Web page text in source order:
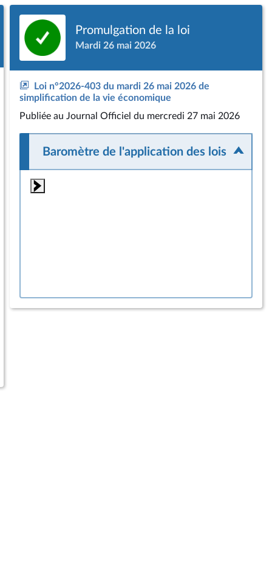
Promulgation de la loi
Mardi 26 mai 2026
Loi n°2026-403 du mardi 26 mai 2026 de
simplification de la vie économique
Publiée au Journal Officiel du mercredi 27 mai 2026
Baromètre de l'application des lois